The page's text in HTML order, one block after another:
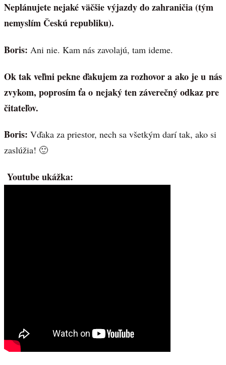
Neplánujete nejaké väčšie výjazdy do zahraničia (tým
nemyslím Českú republiku).
Boris: Ani nie. Kam nás zavolajú, tam ideme.
Ok tak veľmi pekne ďakujem za rozhovor a ako je u nás
zvykom, poprosím ťa o nejaký ten záverečný odkaz pre
čitateľov.
Boris: Vďaka za priestor, nech sa všetkým darí tak, ako si
zaslúžia! 🙂
Youtube ukážka: